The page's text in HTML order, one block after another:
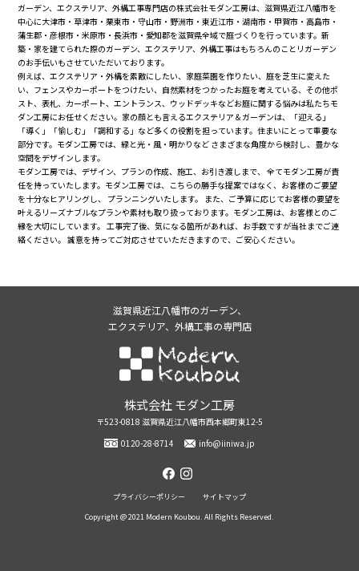
ガーデン、エクステリア、外構工事専門店の株式会社モダン工房は、滋賀県近江八幡市を
中心に大津市・草津市・栗東市・守山市・野洲市・東近江市・湖南市・甲賀市・高島市・
蒲生郡・彦根市・米原市・長浜市・愛知郡を滋賀県全域で庭づくりを行っています。新
築・家を建てられた際のガーデン、エクステリア、外構工事はもちろんのことリガーデン
のお手伝いもさせていただいております。
例えば、エクステリア・外構を素敵にしたい、家庭菜園を作りたい、庭を芝生に変えた
い、フェンスやカーポートをつけたい、自然素材をつかったお庭を考えている、その他ポ
スト、表札、カーポート、エントランス、ウッドデッキなどお庭に関する悩みは私たちモ
ダン工房にお任せください。家の顔とも言えるエクステリア＆ガーデンは、「迎える」
「導く」「愉しむ」「調和する」など多くの役割を担っています。住まいにとって重要な
部分です。モダン工房では、緑と光・風・明かりなど さまざまな角度から検討し、豊かな
空間をデザインします。
モダン工房では、デザイン、プランの作成、施工、お引き渡しまで、 全てモダン工房が責
任を持っていたします。モダン工房では、こちらの勝手な提案ではなく、お客様のご要望
を十分なヒアリングし、 プランニングいたします。 また、ご予算に応じてお客様の要望を
叶えるリーズナブルなプランや素材も取り扱っております。モダン工房は、お客様とのご
縁を大切にしています。 工事完了後、気になる箇所があれば、お手数ですが当社までご連
絡ください。 誠意を持ってご対応させていただきますので、ご安心ください。
滋賀県近江八幡市のガーデン、
エクステリア、外構工事の専門店
株式会社 モダン工房
〒523-0818 滋賀県近江八幡市西本郷町東12-5
0120-28-8714
info@iiniwa.jp
facebook
プライバシーポリシー
サイトマップ
Copyright @ 2021 Modern Koubou. All Rights Reserved.